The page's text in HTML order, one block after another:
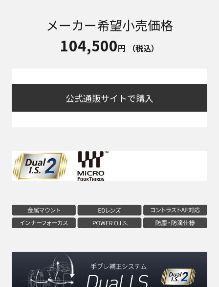
メーカー希望小売価格
104,500円 （税込）
公式通販サイトで購入